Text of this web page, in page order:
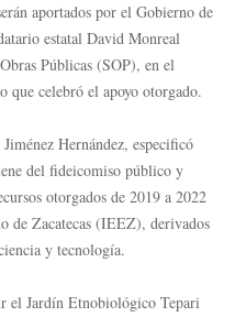
aportados por el Gobierno de
estatal David Monreal
Públicas (SOP), en el
celebró el apoyo otorgado.
Hernández, especificó
del fideicomiso público y
otorgados de 2019 a 2022
de Zacatecas (IEEZ), derivados
y tecnología.
el Jardín Etnobiológico Tepari